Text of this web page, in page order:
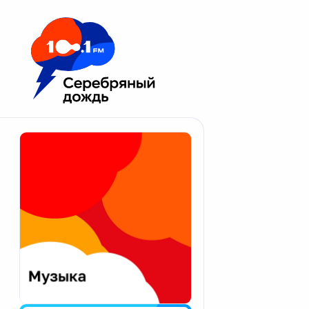
Москва 100.1 FM
Апатиты
Екатеринбург
Калининград
Калуга